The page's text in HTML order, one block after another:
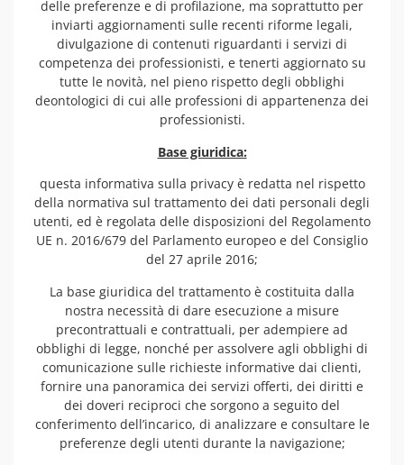
delle preferenze e di profilazione, ma soprattutto per
inviarti aggiornamenti sulle recenti riforme legali,
divulgazione di contenuti riguardanti i servizi di
competenza dei professionisti, e tenerti aggiornato su
tutte le novità, nel pieno rispetto degli obblighi
deontologici di cui alle professioni di appartenenza dei
professionisti.
Base giuridica:
questa informativa sulla privacy è redatta nel rispetto
della normativa sul trattamento dei dati personali degli
utenti, ed è regolata delle disposizioni del Regolamento
UE n. 2016/679 del Parlamento europeo e del Consiglio
del 27 aprile 2016;
La base giuridica del trattamento è costituita dalla
nostra necessità di dare esecuzione a misure
precontrattuali e contrattuali, per adempiere ad
obblighi di legge, nonché per assolvere agli obblighi di
comunicazione sulle richieste informative dai clienti,
fornire una panoramica dei servizi offerti, dei diritti e
dei doveri reciproci che sorgono a seguito del
conferimento dell’incarico, di analizzare e consultare le
preferenze degli utenti durante la navigazione;